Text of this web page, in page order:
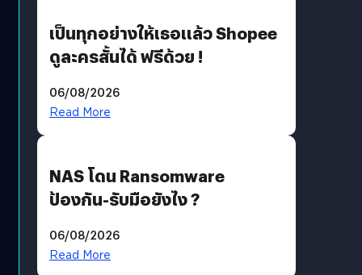
เป็นทุกอย่างให้เธอแล้ว Shopee
ดูละครสั้นได้ ฟรีด้วย !
06/08/2026
Read More
NAS โดน Ransomware
ป้องกัน-รับมือยังไง ?
06/08/2026
Read More